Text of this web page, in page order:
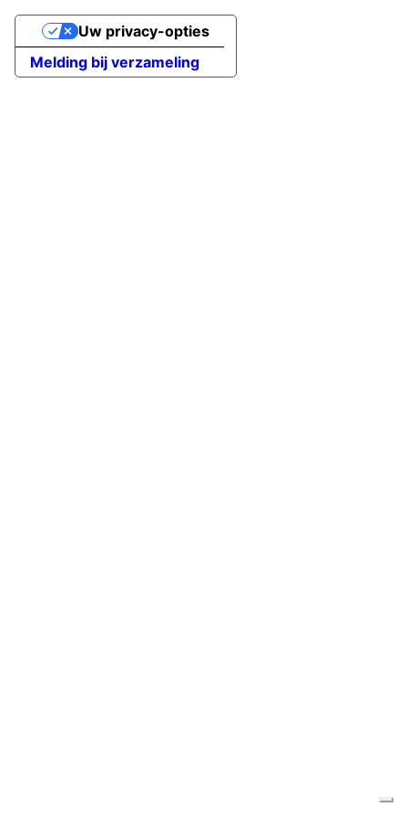
Melding bij verzameling
Uw privacy-opties